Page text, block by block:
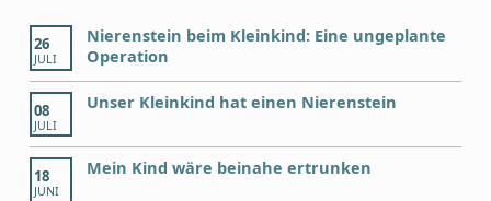
26
JULI
Nierenstein beim Kleinkind: Eine ungeplante
Operation
08
JULI
Unser Kleinkind hat einen Nierenstein
18
JUNI
Mein Kind wäre beinahe ertrunken